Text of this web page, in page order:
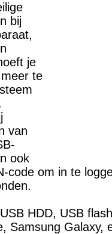
bij
je
te
van
ook
code om in te
HDD, USB
Samsung Galaxy,